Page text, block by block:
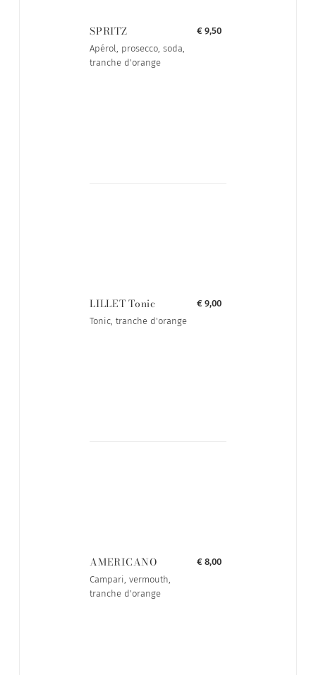
SPRITZ
Apérol, prosecco, soda,
tranche d'orange
€ 9,50
LILLET Tonic
Tonic, tranche d'orange
€ 9,00
AMERICANO
Campari, vermouth,
tranche d'orange
€ 8,00